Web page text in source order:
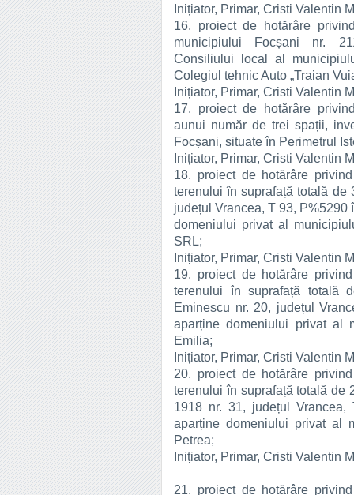
Inițiator, Primar, Cristi Valentin
16. proiect de hotărâre
municipiului Focșani nr.
Consiliului local al
Colegiul tehnic Auto „Traian
Inițiator, Primar, Cristi Valentin
17. proiect de hotărâre
aunui număr de trei spații,
Focșani, situate în Perimetrul
Inițiator, Primar, Cristi Valentin
18. proiect de hotărâre
terenului în suprafață totală de
județul Vrancea, T 93,
domeniului privat al
SRL;
Inițiator, Primar, Cristi Valentin
19. proiect de hotărâre
terenului în suprafață totală
Eminescu nr. 20, județul
aparține domeniului privat al
Emilia;
Inițiator, Primar, Cristi Valentin
20. proiect de hotărâre
terenului în suprafață totală de
1918 nr. 31, județul
aparține domeniului privat al
Petrea;
Inițiator, Primar, Cristi Valentin
21. proiect de hotărâre